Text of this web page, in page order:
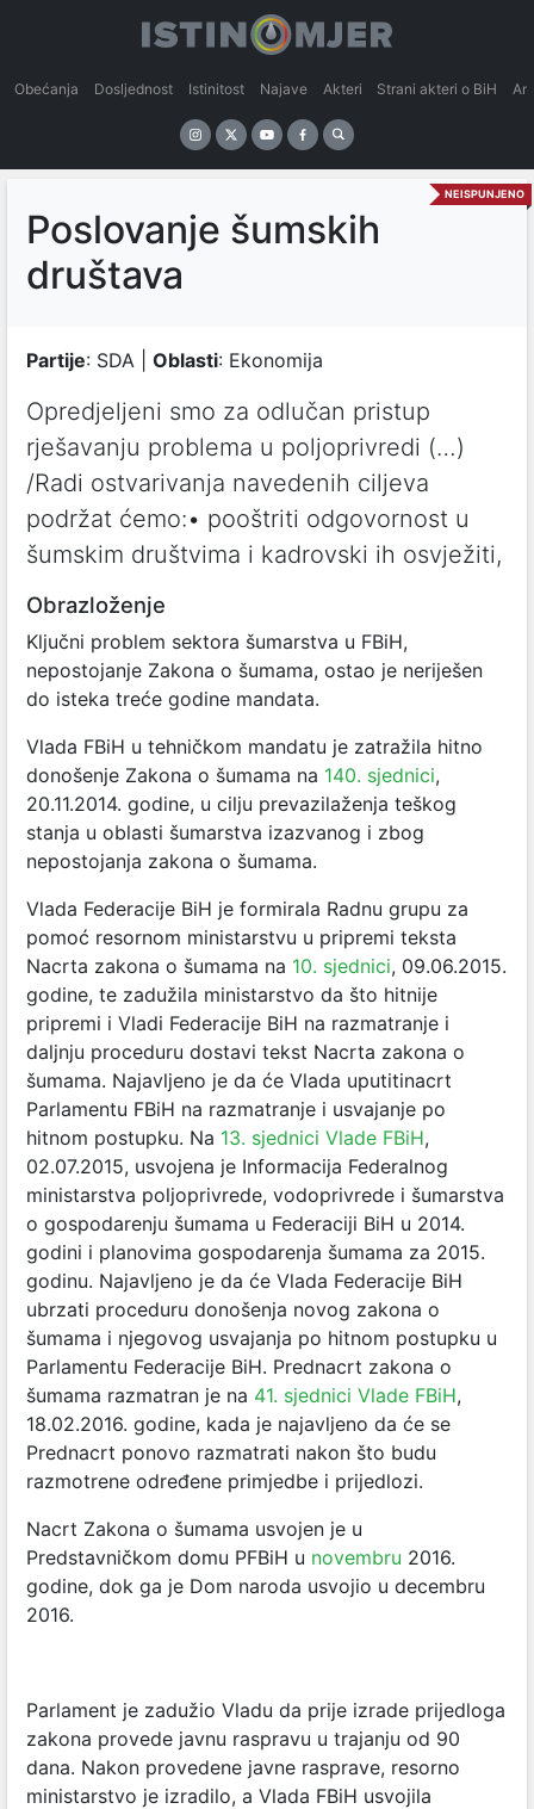
Obećanja Dosljednost Istinitost Najave Akteri Strani akteri o BiH
NEISPUNJENO
Poslovanje šumskih
društava
Partije: SDA | Oblasti: Ekonomija
Opredjeljeni smo za odlučan pristup
rješavanju problema u poljoprivredi (…)
/Radi ostvarivanja navedenih ciljeva
podržat ćemo:• pooštriti odgovornost u
šumskim društvima i kadrovski ih osvježiti,
Obrazloženje
Ključni problem sektora šumarstva u FBiH,
nepostojanje Zakona o šumama, ostao je neriješen
do isteka treće godine mandata.
Vlada FBiH u tehničkom mandatu je zatražila hitno
donošenje Zakona o šumama na 140. sjednici,
20.11.2014. godine, u cilju prevazilaženja teškog
stanja u oblasti šumarstva izazvanog i zbog
nepostojanja zakona o šumama.
Vlada Federacije BiH je formirala Radnu grupu za
pomoć resornom ministarstvu u pripremi teksta
Nacrta zakona o šumama na 10. sjednici, 09.06.2015.
godine, te zadužila ministarstvo da što hitnije
pripremi i Vladi Federacije BiH na razmatranje i
daljnju proceduru dostavi tekst Nacrta zakona o
šumama. Najavljeno je da će Vlada uputitinacrt
Parlamentu FBiH na razmatranje i usvajanje po
hitnom postupku. Na 13. sjednici Vlade FBiH,
02.07.2015, usvojena je Informacija Federalnog
ministarstva poljoprivrede, vodoprivrede i šumarstva
o gospodarenju šumama u Federaciji BiH u 2014.
godini i planovima gospodarenja šumama za 2015.
godinu. Najavljeno je da će Vlada Federacije BiH
ubrzati proceduru donošenja novog zakona o
šumama i njegovog usvajanja po hitnom postupku u
Parlamentu Federacije BiH. Prednacrt zakona o
šumama razmatran je na 41. sjednici Vlade FBiH,
18.02.2016. godine, kada je najavljeno da će se
Prednacrt ponovo razmatrati nakon što budu
razmotrene određene primjedbe i prijedlozi.
Nacrt Zakona o šumama usvojen je u
Predstavničkom domu PFBiH u novembru 2016.
godine, dok ga je Dom naroda usvojio u decembru
2016.
Parlament je zadužio Vladu da prije izrade prijedloga
zakona provede javnu raspravu u trajanju od 90
dana. Nakon provedene javne rasprave, resorno
ministarstvo je izradilo, a Vlada FBiH usvojila